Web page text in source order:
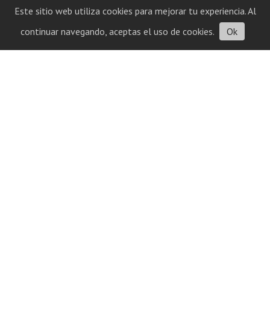
Este sitio web utiliza cookies para mejorar tu experiencia. Al
continuar navegando, aceptas el uso de cookies.
Ok